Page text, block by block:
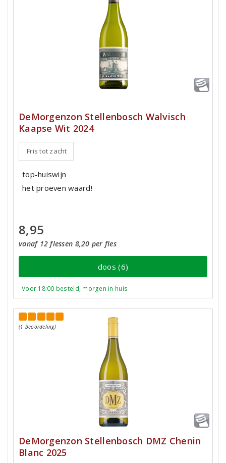
DeMorgenzon Stellenbosch Walvisch
Kaapse Wit 2024
Fris tot zacht
top-huiswijn
het proeven waard!
8,95
vanaf 12 flessen 8,20 per fles
doos (6)
Voor 18:00 besteld, morgen in huis
(1 beoordeling)
DeMorgenzon Stellenbosch DMZ Chenin
Blanc 2025